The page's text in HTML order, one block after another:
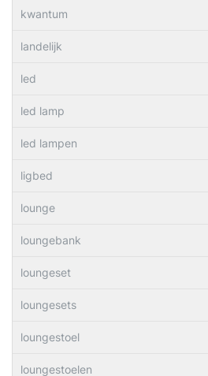
kwantum
landelijk
led
led lamp
led lampen
ligbed
lounge
loungebank
loungeset
loungesets
loungestoel
loungestoelen